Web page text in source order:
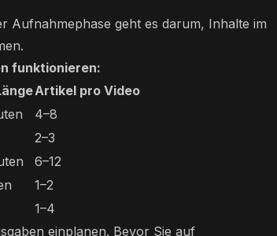
Aufnahmephase geht es darum, Inhalte im
funktionieren:
Artikel pro Video
4–8
2–3
6–12
1–2
1–4
einplanen. Bevor Sie auf